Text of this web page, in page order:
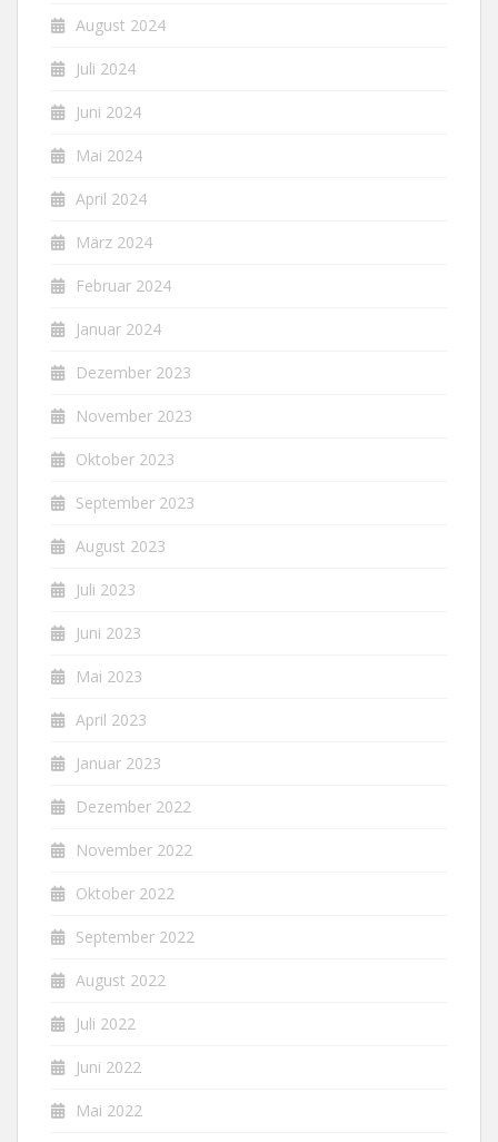
August 2024
Juli 2024
Juni 2024
Mai 2024
April 2024
März 2024
Februar 2024
Januar 2024
Dezember 2023
November 2023
Oktober 2023
September 2023
August 2023
Juli 2023
Juni 2023
Mai 2023
April 2023
Januar 2023
Dezember 2022
November 2022
Oktober 2022
September 2022
August 2022
Juli 2022
Juni 2022
Mai 2022